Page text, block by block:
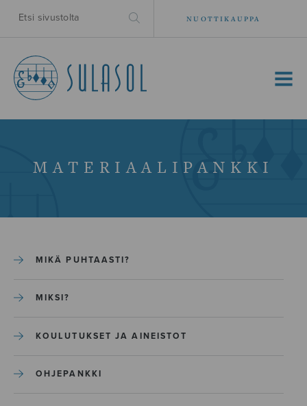
NUOTTIKAUPPA
MENU
MATERIAALIPANKKI
MIKÄ PUHTAASTI?
MIKSI?
KOULUTUKSET JA AINEISTOT
OHJEPANKKI